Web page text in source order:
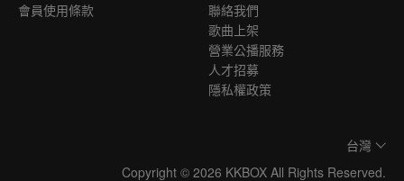
會員使用條款
聯絡我們
歌曲上架
營業公播服務
人才招募
隱私權政策
台灣
Copyright © 2026 KKBOX All Rights Reserved.